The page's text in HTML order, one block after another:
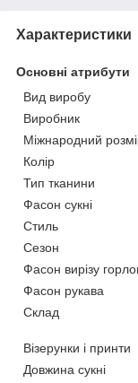
Характеристики
Основні атрибути
Вид виробу
Виробник
Міжнародний
Колір
Тип тканини
Фасон сукні
Стиль
Сезон
Фасон вирізу
Фасон рукава
Склад
Візерунки і принти
Довжина сукні